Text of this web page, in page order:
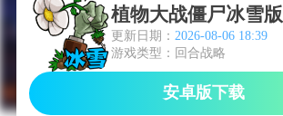
植物大战僵尸冰雪版
更新日期： 2026-08-06 18:39
游戏类型：回合战略
安卓版下载